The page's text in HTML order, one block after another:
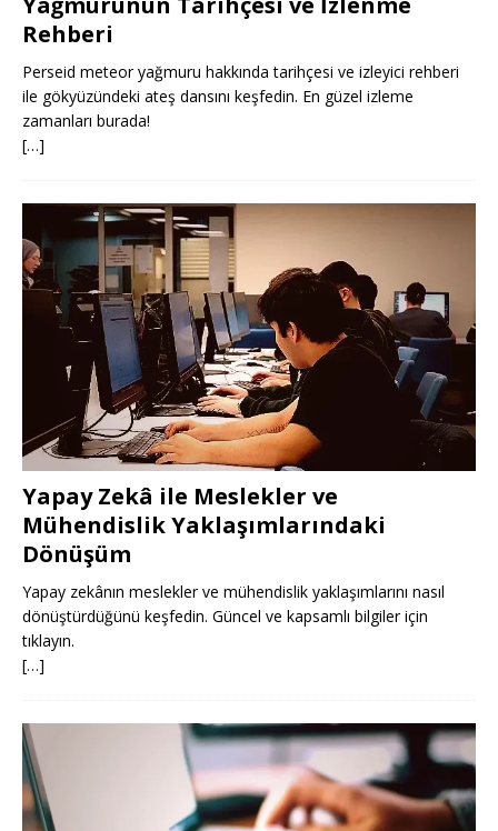
Rehberi
Perseid meteor yağmuru hakkında tarihçesi ve izleyici rehberi
ile gökyüzündeki ateş dansını keşfedin. En güzel izleme
zamanları burada!
[…]
Yapay Zekâ ile Meslekler ve
Mühendislik Yaklaşımlarındaki
Dönüşüm
Yapay zekânın meslekler ve mühendislik yaklaşımlarını nasıl
dönüştürdüğünü keşfedin. Güncel ve kapsamlı bilgiler için
tıklayın.
[…]